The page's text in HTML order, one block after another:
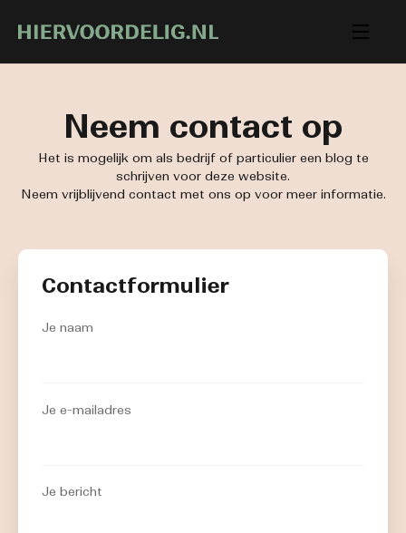
Neem contact op
Het is mogelijk om als bedrijf of particulier een blog te
schrijven voor deze website.
Neem vrijblijvend contact met ons op voor meer informatie.
Contactformulier
Je naam
Je e-mailadres
Je bericht